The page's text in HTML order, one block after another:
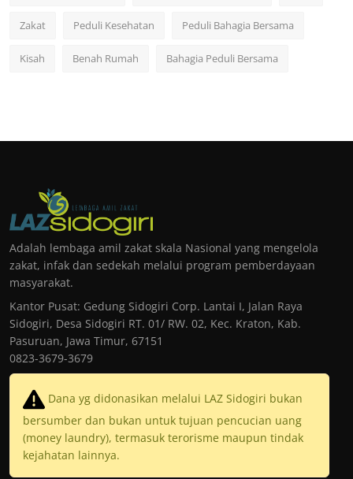
Zakat Peduli Kesehatan Peduli Bahagia Bersama
Kisah Benah Rumah Bahagia Peduli Bersama
Adalah lembaga amil zakat skala Nasional yang mengelola
zakat, infak dan sedekah melalui program pemberdayaan
masyarakat.
Kantor Pusat: Gedung Sidogiri Corp. Lantai I, Jalan Raya
Sidogiri, Desa Sidogiri RT. 01/ RW. 02, Kec. Kraton, Kab.
Pasuruan, Jawa Timur, 67151
0823-3679-3679
Dana yg didonasikan melalui LAZ Sidogiri bukan
bersumber dan bukan untuk tujuan pencucian uang
(money laundry), termasuk terorisme maupun tindak
kejahatan lainnya.